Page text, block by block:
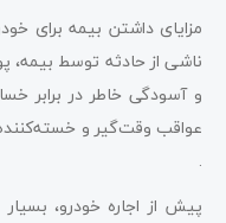
مزایای داشتن بیمه برای
ناشی از حادثه توسط بیمه،
و آسودگی خاطر در برابر
عواقب وقت‌گیر و
.
پیش از اجاره خودرو،